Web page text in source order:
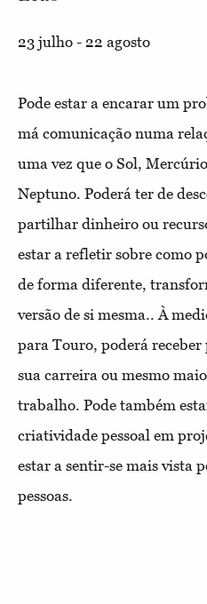
23 julho - 22 agosto
Pode estar a encarar um
má comunicação numa
uma vez que o Sol,
Neptuno. Poderá ter de
partilhar dinheiro ou
estar a refletir sobre como
de forma diferente,
versão de si mesma.. À
para Touro, poderá
sua carreira ou mesmo
trabalho. Pode também
criatividade pessoal em
estar a sentir-se mais vista
pessoas.